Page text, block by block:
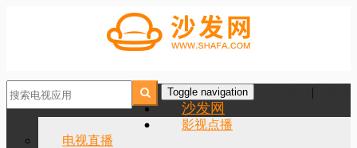
|
Toggle navigation
沙发网
影视点播
电视直播